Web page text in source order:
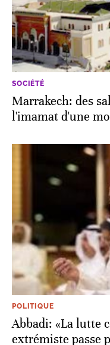
SOCIÉTÉ
Marrakech: des
l'imamat d'une
POLITIQUE
Abbadi: «La lutte
extrémiste passe